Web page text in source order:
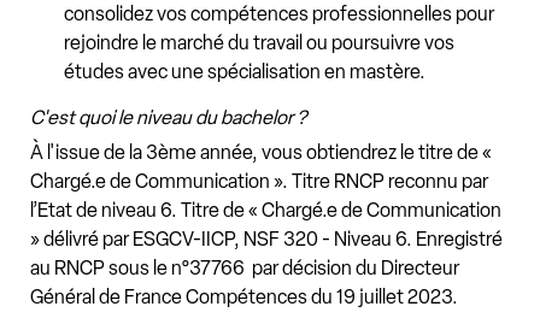
consolidez vos compétences professionnelles pour
rejoindre le marché du travail ou poursuivre vos
études avec une spécialisation en mastère.
C'est quoi le niveau du bachelor ?
À l'issue de la 3ème année, vous obtiendrez le titre de «
Chargé.e de Communication ». Titre RNCP reconnu par
l’Etat de niveau 6. Titre de « Chargé.e de Communication
» délivré par ESGCV-IICP, NSF 320 - Niveau 6. Enregistré
au RNCP sous le n°37766 par décision du Directeur
Général de France Compétences du 19 juillet 2023.